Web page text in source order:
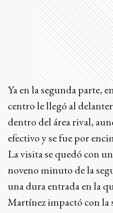
Ya en la segunda parte,
centro le llegó al
dentro del área rival,
efectivo y se fue por
La visita se quedó con
noveno minuto de la
una dura entrada en la
Martínez impactó con la